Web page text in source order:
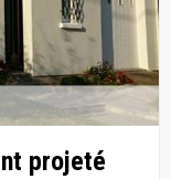
projeté